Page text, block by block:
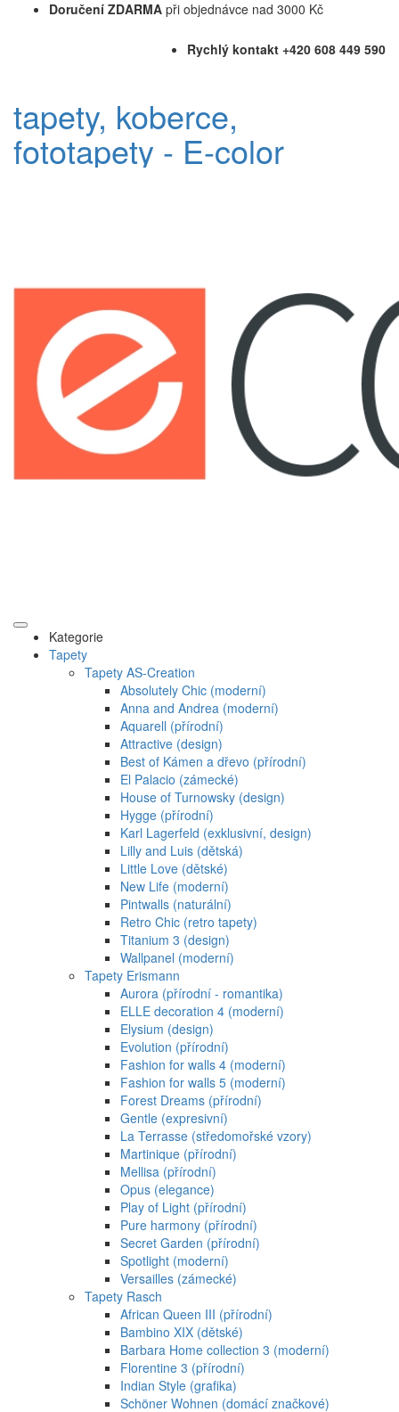
Doručení ZDARMA při objednávce nad 3000 Kč
Rychlý kontakt +420 608 449 590
tapety, koberce,
fototapety - E-color
Kategorie
Tapety
Tapety AS-Creation
Absolutely Chic (moderní)
Anna and Andrea (moderní)
Aquarell (přírodní)
Attractive (design)
Best of Kámen a dřevo (přírodní)
El Palacio (zámecké)
House of Turnowsky (design)
Hygge (přírodní)
Karl Lagerfeld (exklusivní, design)
Lilly and Luis (dětská)
Little Love (dětské)
New Life (moderní)
Pintwalls (naturální)
Retro Chic (retro tapety)
Titanium 3 (design)
Wallpanel (moderní)
Tapety Erismann
Aurora (přírodní - romantika)
ELLE decoration 4 (moderní)
Elysium (design)
Evolution (přírodní)
Fashion for walls 4 (moderní)
Fashion for walls 5 (moderní)
Forest Dreams (přírodní)
Gentle (expresivní)
La Terrasse (středomořské vzory)
Martinique (přírodní)
Mellisa (přírodní)
Opus (elegance)
Play of Light (přírodní)
Pure harmony (přírodní)
Secret Garden (přírodní)
Spotlight (moderní)
Versailles (zámecké)
Tapety Rasch
African Queen III (přírodní)
Bambino XIX (dětské)
Barbara Home collection 3 (moderní)
Florentine 3 (přírodní)
Indian Style (grafika)
Schöner Wohnen (domácí značkové)